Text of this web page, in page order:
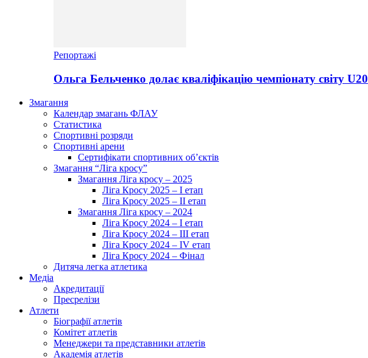
Репортажі
Ольга Бельченко долає кваліфікацію чемпіонату світу U20
Змагання
Календар змагань ФЛАУ
Статистика
Спортивні розряди
Спортивні арени
Сертифікати спортивних об’єктів
Змагання “Ліга кросу”
Змагання Ліга кросу – 2025
Ліга Кросу 2025 – I етап
Ліга Кросу 2025 – II етап
Змагання Ліга кросу – 2024
Ліга Кросу 2024 – I етап
Ліга Кросу 2024 – III етап
Ліга Кросу 2024 – IV етап
Ліга Кросу 2024 – Фінал
Дитяча легка атлетика
Медіа
Акредитації
Пресрелізи
Атлети
Біографії атлетів
Комітет атлетів
Менеджери та представники атлетів
Академія атлетів